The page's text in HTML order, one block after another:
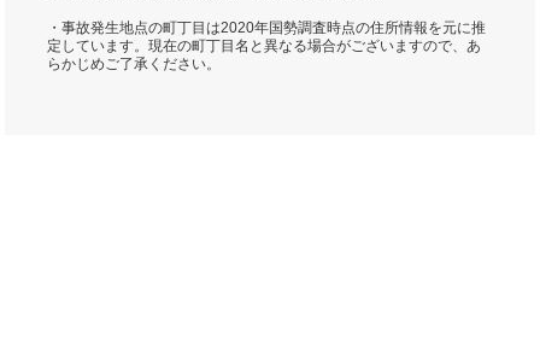
・事故発生地点の町丁目は2020年国勢調査時点の住所情報を元に推
定しています。現在の町丁目名と異なる場合がございますので、あ
らかじめご了承ください。